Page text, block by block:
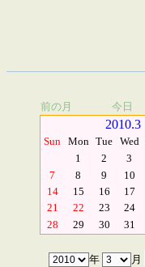
前の月 今日
2010.3
Sun Mon Tue Wed
1
2 3
7
8 9 10
14
15 16 17
21
22 23 24
28
29 30 31
年 月